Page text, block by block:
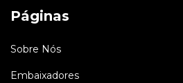
Páginas
Sobre Nós
Embaixadores